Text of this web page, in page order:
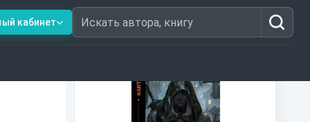
кабинет Искать автора, книгу
Книги из топ-100